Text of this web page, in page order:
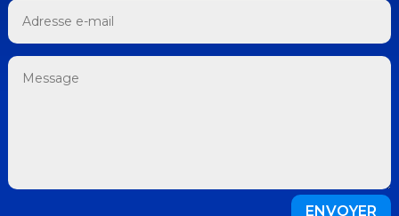
ENVOYER